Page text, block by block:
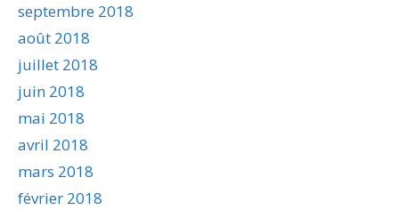
septembre 2018
août 2018
juillet 2018
juin 2018
mai 2018
avril 2018
mars 2018
février 2018